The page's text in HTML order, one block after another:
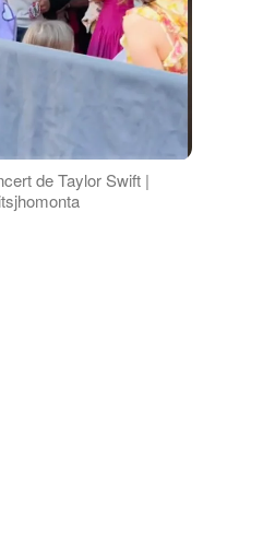
de Taylor Swift |